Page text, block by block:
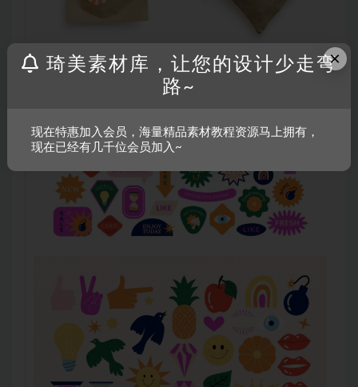
×
琦美素材库，让您的设计少走弯
路~
现在特惠加入会员，海量精品素材教程资源马上拥有，
现在已经有几千位会员加入~